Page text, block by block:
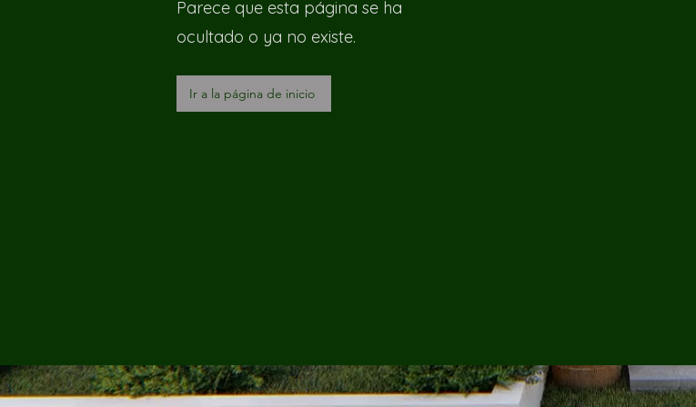
Parece que esta página se ha
ocultado o ya no existe.
Ir a la página de inicio